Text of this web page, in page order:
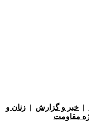
و گزارش| زنان و